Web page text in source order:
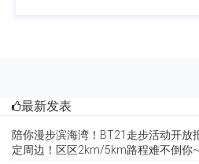
最新发表
陪你漫步滨海湾！BT21走步活动开放
定周边！区区2km/5km路程难不倒你~